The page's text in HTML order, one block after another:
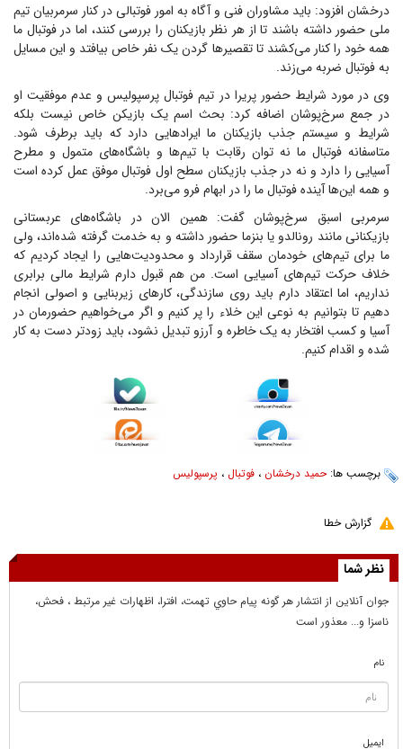
درخشان افزود: باید مشاوران فنی و آگاه به امور فوتبالی در کنار سرمربیان تیم
ملی حضور داشته باشند تا از هر نظر بازیکنان را بررسی کنند، اما در فوتبال ما
همه خود را کنار می‌کشند تا تقصیر‌ها گردن یک نفر خاص بیافتد و این مسایل
به فوتبال ضربه می‌زند.
وی در مورد شرایط حضور پریرا در تیم فوتبال پرسپولیس و عدم موفقیت او
در جمع سرخ‌پوشان اضافه کرد: بحث اسم یک بازیکن خاص نیست بلکه
شرایط و سیستم جذب بازیکنان ما ایراد‌هایی دارد که باید برطرف شود.
متاسفانه فوتبال ما نه توان رقابت با تیم‌ها و باشگاه‌های متمول و مطرح
آسیایی را دارد و نه در جذب بازیکنان سطح اول فوتبال موفق عمل کرده است
و همه این‌ها آینده فوتبال ما را در ابهام فرو می‌برد.
سرمربی اسبق سرخ‌پوشان گفت: همین الان در باشگاه‌های عربستانی
بازیکنانی مانند رونالدو یا بنزما حضور داشته و به خدمت گرفته شده‌اند، ولی
ما برای تیم‌های خودمان سقف قرارداد و محدودیت‌هایی را ایجاد کردیم که
خلاف حرکت تیم‌های آسیایی است. من هم قبول دارم شرایط مالی برابری
نداریم، اما اعتقاد دارم باید روی سازندگی، کار‌های زیربنایی و اصولی انجام
دهیم تا بتوانیم به نوعی این خلاء را پر کنیم و اگر می‌خواهیم حضورمان در
آسیا و کسب افتخار به یک خاطره و آرزو تبدیل نشود، باید زودتر دست به کار
شده و اقدام کنیم.
برچسب ها:حمید درخشان ، فوتبال ، پرسپولیس
گزارش خطا
نظر شما
جوان آنلاين از انتشار هر گونه پيام حاوي تهمت، افترا، اظهارات غير مرتبط ، فحش،
ناسزا و... معذور است
نام
ایمیل